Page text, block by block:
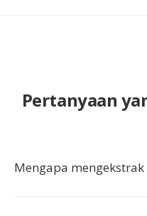
Pertanyaan
Mengapa mengekstrak